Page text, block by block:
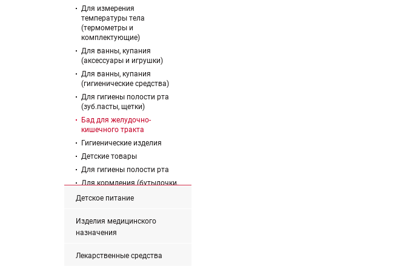
Для измерения
температуры тела
(термометры и
комплектующие)
Для ванны, купания
(аксессуары и игрушки)
Для ванны, купания
(гигиенические средства)
Для гигиены полости рта
(зуб.пасты, щетки)
Бад для желудочно-
кишечного тракта
Гигиенические изделия
Детские товары
Для гигиены полости рта
Для кормления (бутылочки,
молокоотсосы)
аксессуары)
Изделия медицинского
назначения прочие
Детское питание
Изделия медицинского
назначения
Лекарственные средства